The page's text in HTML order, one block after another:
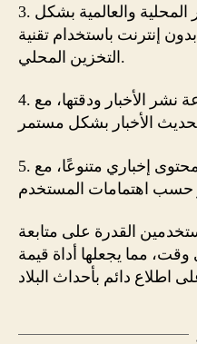
3. أخبار مصر 24 – تقدم الأخبار المحلية والعالمية بشكل
إنترنت باستخدام تقنية
التخزين المحلي.
4. أخبار مصر الآن – تتميز بسرعة نشر الأخبار ودقتها، مع
5. أخبار مصر اليوم – تقدم محتوى إخباري متنوعًا، مع
القدرة على متابعة
مما يجعلها أداة قيمة